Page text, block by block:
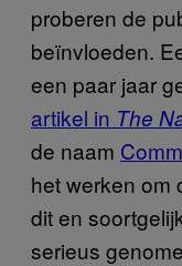
proberen de
beïnvloeden.
een paar jaar
artikel in The
de naam
het werken om
dit en
serieus